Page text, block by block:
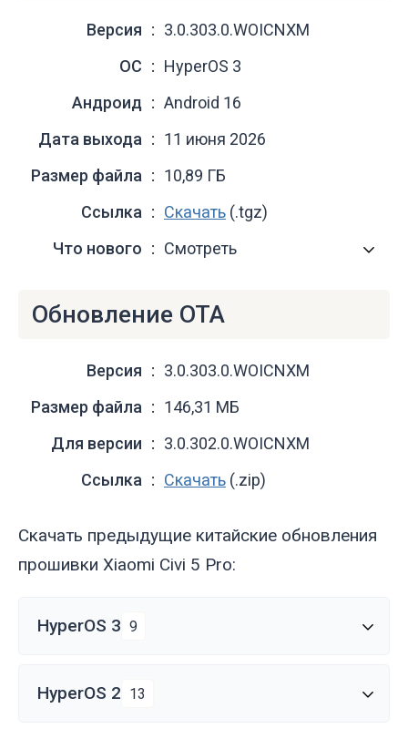
Версия
3.0.303.0.WOICNXM
ОС
HyperOS 3
Андроид
Android 16
Дата выхода
11 июня 2026
Размер файла
10,89 ГБ
Ссылка
Скачать (.tgz)
Что нового
Смотреть
Обновление OTA
Версия
3.0.303.0.WOICNXM
Размер файла
146,31 МБ
Для версии
3.0.302.0.WOICNXM
Ссылка
Скачать (.zip)
Скачать предыдущие китайские обновления
прошивки Xiaomi Civi 5 Pro:
HyperOS 3 9
HyperOS 2 13